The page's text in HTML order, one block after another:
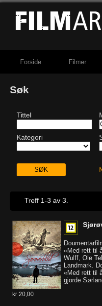
Forside Filmer
Søk
Tittel
Kategori
Treff 1-3 av 3.
«Med rett til
Wulff, Ole
Landmark.
«Med rett til
gjorde
kr 20,00